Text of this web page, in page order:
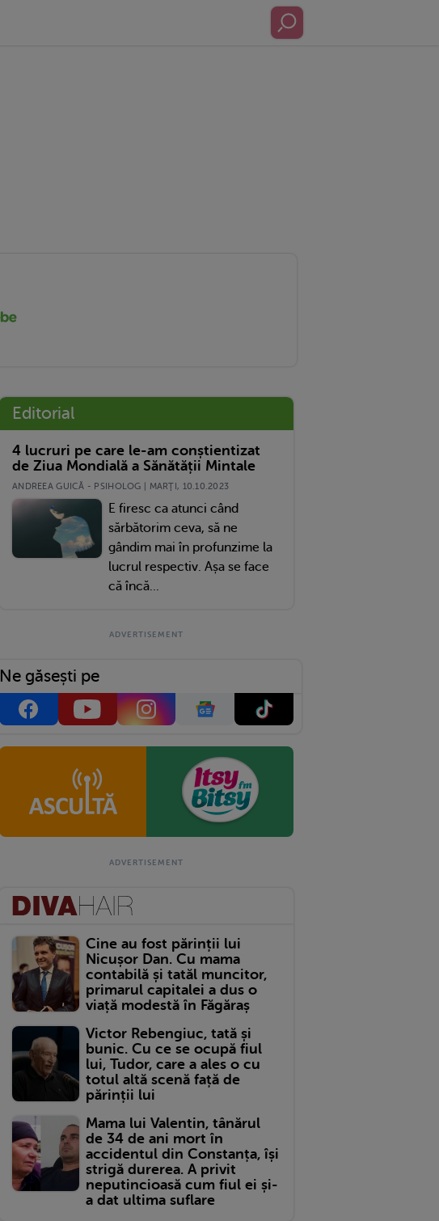
Editorial
4 lucruri pe care le-am conștientizat
de Ziua Mondială a Sănătății Mintale
ANDREEA GUICĂ - PSIHOLOG | MARŢI, 10.10.2023
E firesc ca atunci când
sărbătorim ceva, să ne
gândim mai în profunzime la
lucrul respectiv. Așa se face
că încă...
Ne găsești pe
Cine au fost părinții lui
Nicușor Dan. Cu mama
contabilă și tatăl muncitor,
primarul capitalei a dus o
viață modestă în Făgăraș
Victor Rebengiuc, tată și
bunic. Cu ce se ocupă fiul
lui, Tudor, care a ales o cu
totul altă scenă față de
părinții lui
Mama lui Valentin, tânărul
de 34 de ani mort în
accidentul din Constanța, își
strigă durerea. A privit
neputincioasă cum fiul ei și-
a dat ultima suflare